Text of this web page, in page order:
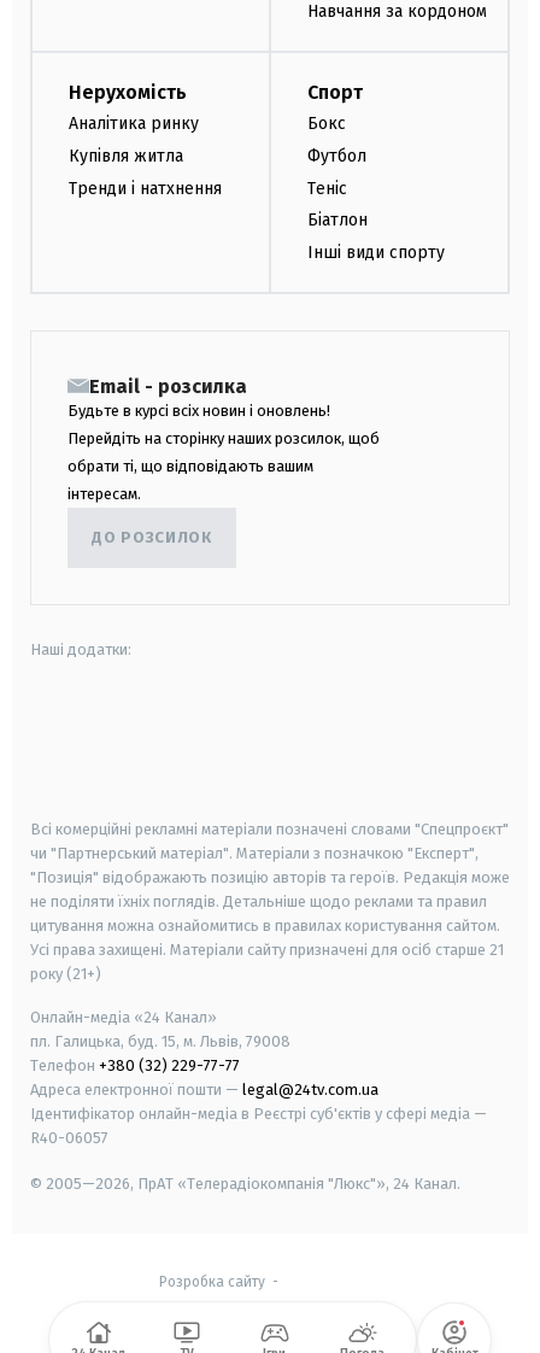
Навчання за кордоном
Нерухомість
Аналітика ринку
Купівля житла
Тренди і натхнення
Спорт
Бокс
Футбол
Теніс
Біатлон
Інші види спорту
Email - розсилка
Будьте в курсі всіх новин і оновлень!
Перейдіть на сторінку наших розсилок, щоб
обрати ті, що відповідають вашим
інтересам.
ДО РОЗСИЛОК
Наші додатки:
Всі комерційні рекламні матеріали позначені словами "Спецпроєкт"
чи "Партнерський матеріал". Матеріали з позначкою "Експерт",
"Позиція" відображають позицію авторів та героїв. Редакція може
не поділяти їхніх поглядів. Детальніше щодо реклами та правил
цитування можна ознайомитись в правилах користування сайтом.
Усі права захищені. Матеріали сайту призначені для осіб старше 21
року (21+)
Онлайн-медіа «24 Канал»
пл. Галицька, буд. 15, м. Львів, 79008
Телефон +380 (32) 229-77-77
Адреса електронної пошти — legal@24tv.com.ua
Ідентифікатор онлайн-медіа в Реєстрі суб'єктів у сфері медіа —
R40-06057
© 2005—2026, ПрАТ «Телерадіокомпанія "Люкс"», 24 Канал.
Розробка сайту-